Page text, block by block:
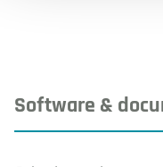
Software &